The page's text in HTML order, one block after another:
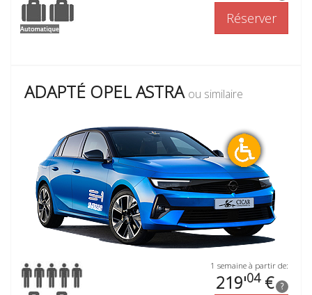
Réserver
ADAPTÉ OPEL ASTRA ou similaire
1 semaine à partir de:
219'04€ ?